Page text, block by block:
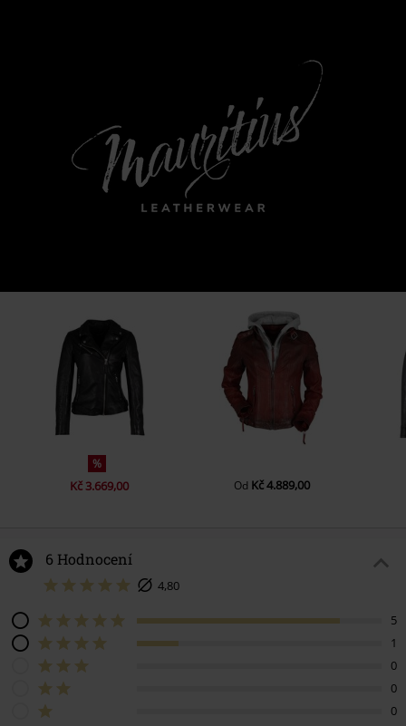
%
Kč 3.669,00 Od Kč 4.889,00
6 Hodnocení
4,80
5
1
0
0
0